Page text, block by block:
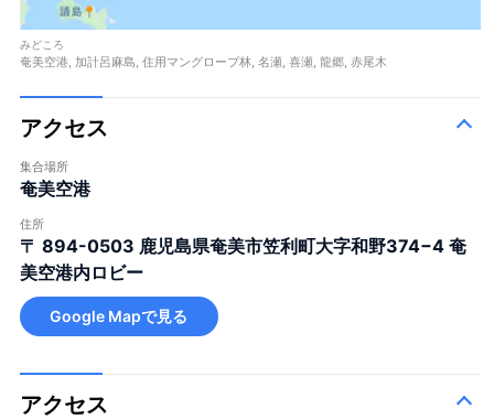
みどころ
奄美空港, 加計呂麻島, 住用マングローブ林, 名瀬, 喜瀬, 龍郷, 赤尾木
アクセス
集合場所
奄美空港
住所
〒 894-0503 鹿児島県奄美市笠利町大字和野374−4 奄
美空港内ロビー
Google Mapで見る
アクセス